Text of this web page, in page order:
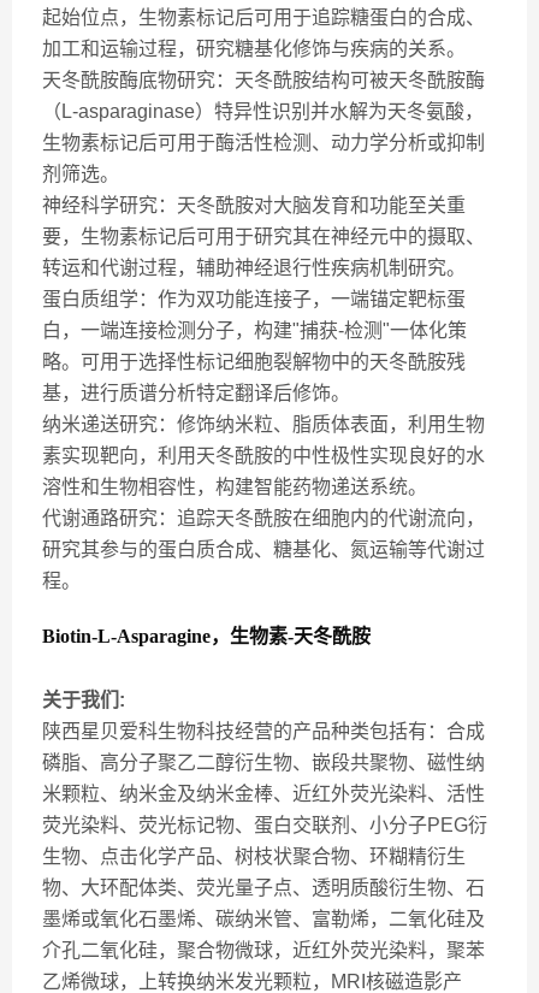
起始位点，生物素标记后可用于追踪糖蛋白的合成、
加工和运输过程，研究糖基化修饰与疾病的关系。
天冬酰胺酶底物研究：天冬酰胺结构可被天冬酰胺酶
（L-asparaginase）特异性识别并水解为天冬氨酸，
生物素标记后可用于酶活性检测、动力学分析或抑制
剂筛选。
神经科学研究：天冬酰胺对大脑发育和功能至关重
要，生物素标记后可用于研究其在神经元中的摄取、
转运和代谢过程，辅助神经退行性疾病机制研究。
蛋白质组学：作为双功能连接子，一端锚定靶标蛋
白，一端连接检测分子，构建"捕获-检测"一体化策
略。可用于选择性标记细胞裂解物中的天冬酰胺残
基，进行质谱分析特定翻译后修饰。
纳米递送研究：修饰纳米粒、脂质体表面，利用生物
素实现靶向，利用天冬酰胺的中性极性实现良好的水
溶性和生物相容性，构建智能药物递送系统。
代谢通路研究：追踪天冬酰胺在细胞内的代谢流向，
研究其参与的蛋白质合成、糖基化、氮运输等代谢过
程。
Biotin-L-Asparagine，生物素-天冬酰胺
关于我们:
陕西星贝爱科生物科技经营的产品种类包括有：合成
磷脂、高分子聚乙二醇衍生物、嵌段共聚物、磁性纳
米颗粒、纳米金及纳米金棒、近红外荧光染料、活性
荧光染料、荧光标记物、蛋白交联剂、小分子PEG衍
生物、点击化学产品、树枝状聚合物、环糊精衍生
物、大环配体类、荧光量子点、透明质酸衍生物、石
墨烯或氧化石墨烯、碳纳米管、富勒烯，二氧化硅及
介孔二氧化硅，聚合物微球，近红外荧光染料，聚苯
乙烯微球，上转换纳米发光颗粒，MRI核磁造影产